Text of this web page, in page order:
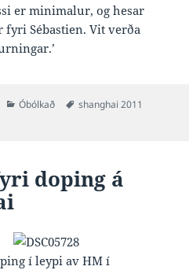
er minimalur, og hesar
Sébastien. Vit verða
Categories
Óbólkað Tags
shanghai 2011
doping á
í leypi av HM í